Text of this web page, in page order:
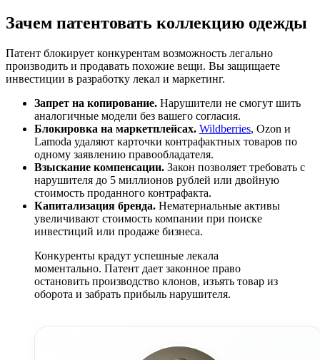
Зачем патентовать коллекцию одежды
Патент блокирует конкурентам возможность легально
производить и продавать похожие вещи. Вы защищаете
инвестиции в разработку лекал и маркетинг.
Запрет на копирование. Нарушители не смогут шить
аналогичные модели без вашего согласия.
Блокировка на маркетплейсах. Wildberries, Ozon и
Lamoda удаляют карточки контрафактных товаров по
одному заявлению правообладателя.
Взыскание компенсации. Закон позволяет требовать с
нарушителя до 5 миллионов рублей или двойную
стоимость проданного контрафакта.
Капитализация бренда. Нематериальные активы
увеличивают стоимость компании при поиске
инвестиций или продаже бизнеса.
Конкуренты крадут успешные лекала
моментально. Патент дает законное право
остановить производство клонов, изъять товар из
оборота и забрать прибыль нарушителя.